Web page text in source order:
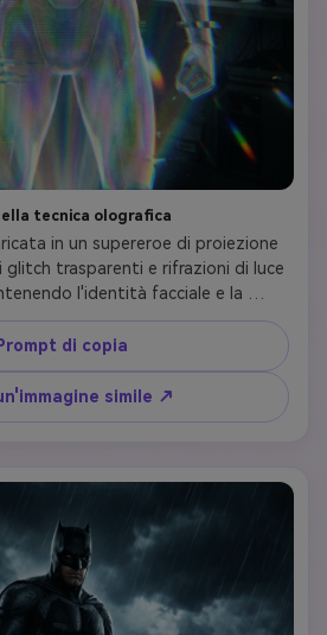
tecnica olografica
in un supereroe di proiezione
trasparenti e rifrazioni di luce
l'identità facciale e la
persona. Crea un abito semi-
di interferenza olografici,
digitali e scattering della luce
su uno sfondo di laboratorio di
apparecchiature di proiezione,
Prompt di copia
simile ↗